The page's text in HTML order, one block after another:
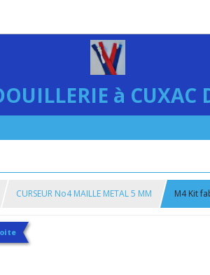
à CUXAC
CURSEUR No4 MAILLE METAL 5 MM M4 Kit